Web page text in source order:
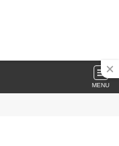
MENU